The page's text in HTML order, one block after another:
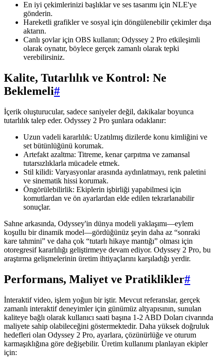
En iyi çekimlerinizi başlıklar ve ses tasarımı için NLE'ye
gönderin.
Hareketli grafikler ve sosyal için döngülenebilir çekimler dışa
aktarın.
Canlı şovlar için OBS kullanın; Odyssey 2 Pro etkileşimli
olarak oynatır, böylece gerçek zamanlı olarak tepki
verebilirsiniz.
Kalite, Tutarlılık ve Kontrol: Ne
Beklemeli#
İçerik oluşturucular, sadece saniyeler değil, dakikalar boyunca
tutarlılık talep eder. Odyssey 2 Pro şunlara odaklanır:
Uzun vadeli kararlılık: Uzatılmış dizilerde konu kimliğini ve
set bütünlüğünü korumak.
Artefakt azaltma: Titreme, kenar çarpıtma ve zamansal
tutarsızlıklarla mücadele etmek.
Stil kilidi: Varyasyonlar arasında aydınlatmayı, renk paletini
ve sinematik hissi korumak.
Öngörülebilirlik: Ekiplerin işbirliği yapabilmesi için
komutlardan ve ön ayarlardan elde edilen tekrarlanabilir
sonuçlar.
Sahne arkasında, Odyssey'in dünya modeli yaklaşımı—eylem
koşullu bir dinamik model—gördüğünüz şeyin daha az “sonraki
kare tahmini” ve daha çok “tutarlı hikaye mantığı” olması için
otoregresif kararlılığı geliştirmeye devam ediyor. Odyssey 2 Pro, bu
araştırma gelişmelerinin üretim ihtiyaçlarını karşıladığı yerdir.
Performans, Maliyet ve Pratiklikler#
İnteraktif video, işlem yoğun bir iştir. Mevcut referanslar, gerçek
zamanlı interaktif deneyimler için günümüz altyapısının, sunulan
kaliteye bağlı olarak kullanıcı saati başına 1-2 ABD Doları civarında
maliyete sahip olabileceğini göstermektedir. Daha yüksek doğruluk
hedefleri olan Odyssey 2 Pro, ayarlara, çözünürlüğe ve oturum
karmaşıklığına göre değişebilir. Üretim kullanımı planlayan ekipler
için: